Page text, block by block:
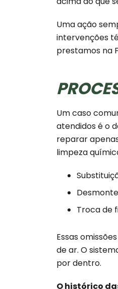
Uma ação
intervenções
prestamos na
Um caso
atendidos é o
reparar
limpeza
Troca de
Essas
de ar. O
por dentro.
O histórico